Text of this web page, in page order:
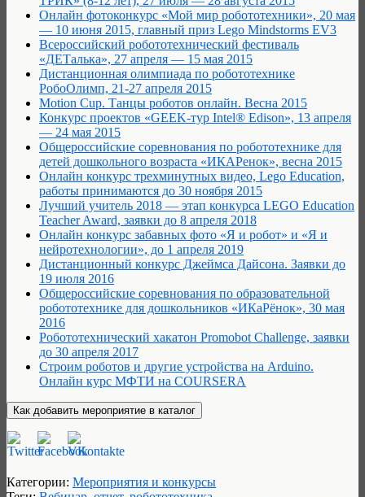
Онлайн фотоконкурс «Мой мир робототехники», 20 мая
— 10 июня 2015, главный приз Lego Mindstorms EV3
Всероссийский робототехнический фестиваль
«ДЕТалька», 27 апреля — 15 мая 2015
Дистанционная олимпиада по робототехнике
РобоОлимп, 21-27 апреля 2015
Motion Cup. Танцы роботов онлайн. Весна 2015
Конкурс проектов «GEEK-тур Intel® Edison», 13 апреля
— 24 мая 2015
Общероссийские соревнования по робототехнике для
детей дошкольного возраста «ИКАРенок», весна 2015
Онлайн конкурс трехминутных видео, Lego Education,
работы принимаются до 30 ноября 2015
Лучший учитель 2018 — этап конкурса LEGO Education
Teacher Award, заявки до 8 апреля 2018
Онлайн конкурс забавных фото «Я и робот» и «Я и
нейротехнологии», до 1 апреля 2019
Дистанционный конкурс Джеймса Дайсона. Заявки до
19 июля 2016
Общероссийские соревнования по образовательной
робототехнике для дошкольников «ИКаРёнок», 30 мая
2016
Робототехнический хакатон Promobot Сhallenge, заявки
до 30 апреля 2017
Строим роботов и другие устройства на Arduino.
Онлайн курс МФТИ на COURSERA
Категории: Мероприятия и конкурсы